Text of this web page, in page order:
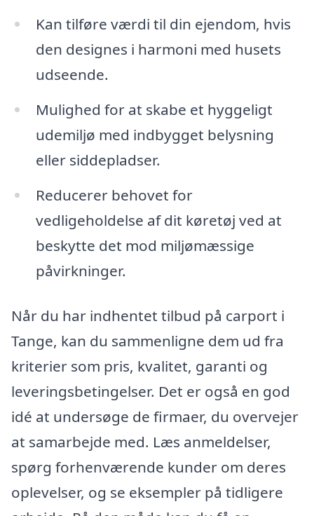
Kan tilføre værdi til din ejendom, hvis
den designes i harmoni med husets
udseende.
Mulighed for at skabe et hyggeligt
udemiljø med indbygget belysning
eller siddepladser.
Reducerer behovet for
vedligeholdelse af dit køretøj ved at
beskytte det mod miljømæssige
påvirkninger.
Når du har indhentet tilbud på carport i
Tange, kan du sammenligne dem ud fra
kriterier som pris, kvalitet, garanti og
leveringsbetingelser. Det er også en god
idé at undersøge de firmaer, du overvejer
at samarbejde med. Læs anmeldelser,
spørg forhenværende kunder om deres
oplevelser, og se eksempler på tidligere